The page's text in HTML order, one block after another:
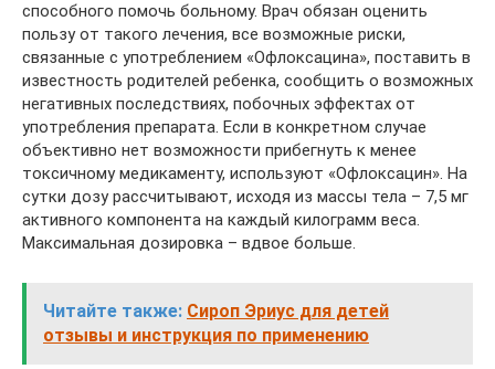
способного помочь больному. Врач обязан оценить
пользу от такого лечения, все возможные риски,
связанные с употреблением «Офлоксацина», поставить в
известность родителей ребенка, сообщить о возможных
негативных последствиях, побочных эффектах от
употребления препарата. Если в конкретном случае
объективно нет возможности прибегнуть к менее
токсичному медикаменту, используют «Офлоксацин». На
сутки дозу рассчитывают, исходя из массы тела – 7,5 мг
активного компонента на каждый килограмм веса.
Максимальная дозировка – вдвое больше.
Читайте также: Сироп Эриус для детей
отзывы и инструкция по применению